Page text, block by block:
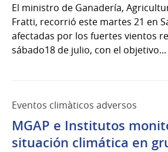
El ministro de Ganadería,
Fratti, recorrió este martes 21 en
afectadas por los fuertes vientos
sábado18 de julio, con el objetivo...
Eventos climàticos adversos
MGAP e Institutos
situación climática en